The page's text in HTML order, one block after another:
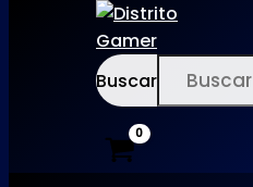
Buscar